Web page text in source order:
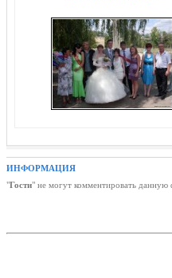
ИНФОРМАЦИЯ
"Гости" не могут комментировать данную